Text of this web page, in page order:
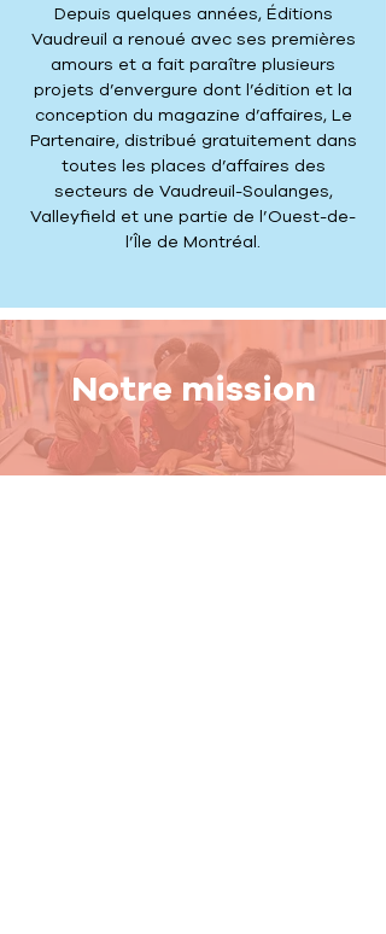
Depuis quelques années, Éditions
Vaudreuil a renoué avec ses premières
amours et a fait paraître plusieurs
projets d’envergure dont l’édition et la
conception du magazine d’affaires, Le
Partenaire, distribué gratuitement dans
toutes les places d’affaires des
secteurs de Vaudreuil-Soulanges,
Valleyfield et une partie de l’Ouest-de-
l’Île de Montréal.
Notre mission